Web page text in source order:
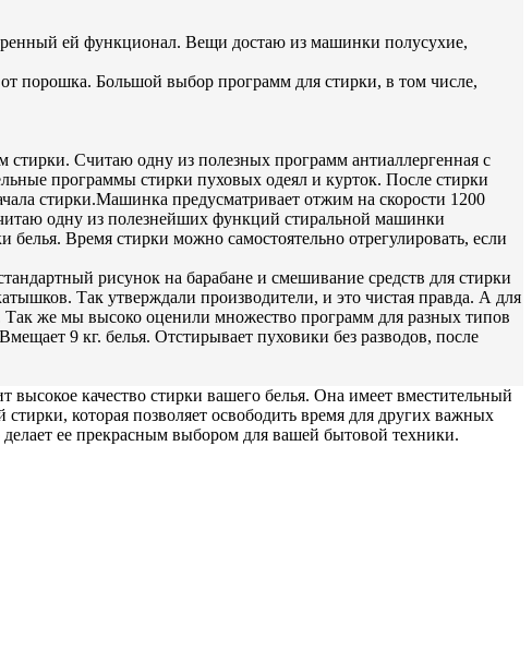
ей функционал. Вещи достаю из машинки полусухие,
порошка. Большой выбор программ для стирки, в том числе,
Считаю одну из полезных программ антиаллергенная с
программы стирки пуховых одеял и курток. После стирки
стирки.Машинка предусматривает отжим на скорости 1200
одну из полезнейших функций стиральной машинки
Время стирки можно самостоятельно отрегулировать, если
рисунок на барабане и смешивание средств для стирки
Так утверждали производители, и это чистая правда. А для
же мы высоко оценили множество программ для разных типов
9 кг. белья. Отстирывает пуховики без разводов, после
качество стирки вашего белья. Она имеет вместительный
которая позволяет освободить время для других важных
ее прекрасным выбором для вашей бытовой техники.